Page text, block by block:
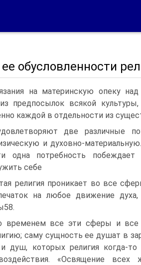
обусловленности
на материнскую опеку
предпосылок всякой
каждой в отдельности из
две различные
и духовно-
одна потребность
себе
религия проникает во все
на любое движение
временем все эти сферы и
саму сущность ее душат в
душ, которых религия когда-то
«Освящение всех